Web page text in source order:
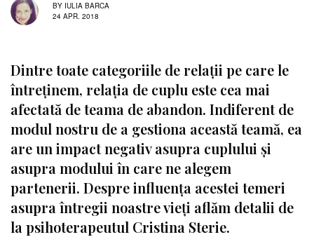
BY IULIA BARCA
24 APR. 2018
Dintre toate categoriile de relații pe care le
întreținem, relația de cuplu este cea mai
afectată de teama de abandon. Indiferent de
modul nostru de a gestiona această teamă, ea
are un impact negativ asupra cuplului și
asupra modului în care ne alegem
partenerii. Despre influența acestei temeri
asupra întregii noastre vieți aflăm detalii de
la psihoterapeutul Cristina Sterie.